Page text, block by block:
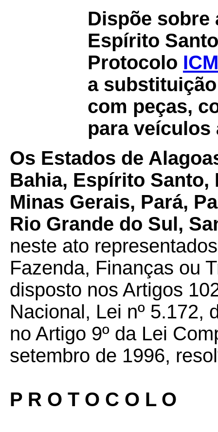
Dispõe sobre
Espírito
Protocolo
a
com peças,
para
Os Estados de
Bahia, Espírito Santo,
Minas Gerais, Pará,
Rio Grande do Sul,
neste ato
Fazenda, Finanças ou
disposto nos Artigos
Nacional, Lei nº 5.172,
no Artigo 9º da Lei
setembro de 1996,
P R O T O C O L O